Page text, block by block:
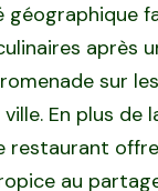
géographique
après
sur
En plus de
restaurant
au